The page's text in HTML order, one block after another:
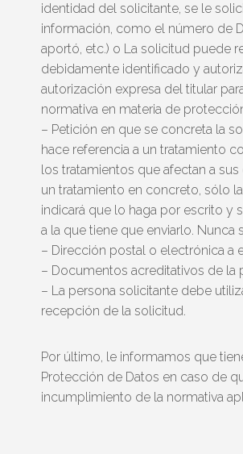
identidad del solicitante, se le
información, como el número de
aportó, etc.) o La solicitud puede
debidamente identificado y
autorización expresa del titular
normativa en materia de
– Petición en que se concreta la
hace referencia a un tratamiento
los tratamientos que afectan a
un tratamiento en concreto, sólo
indicará que lo haga por escrito y
a la que tiene que enviarlo.
– Dirección postal o electrónica a
– Documentos acreditativos de la
– La persona solicitante debe
recepción de la solicitud.
Por último, le informamos que
Protección de Datos en caso de
incumplimiento de la normativa